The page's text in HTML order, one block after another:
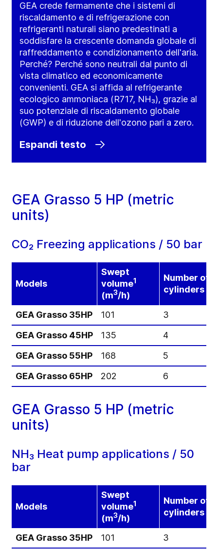
GEA crede fermamente che i sistemi di
riscaldamento e di refrigerazione con
refrigeranti naturali siano predestinati a
soddisfare la crescente domanda globale di
raffreddamento e condizionamento dell'aria.
Perché? Perché sono neutrali dal punto di
vista climatico ed economicamente
convenienti. GEA si affida al refrigerante
ecologico ammoniaca (R717, NH₃), grazie al
suo potenziale di riscaldamento globale
(GWP) e di riduzione dell'ozono pari a zero.
Espandi testo
GEA Grasso 5 HP (metric
units)
CO₂ Freezing applications / 50 bar
Models
Swept
volume1
(m3/h)
Number of
cylinders
GEA Grasso 35HP 101
3
GEA Grasso 45HP
135
4
GEA Grasso 55HP
168
5
GEA Grasso 65HP
202 6
GEA Grasso 5 HP (metric
units)
NH₃ Heat pump applications / 50
bar
Models
Swept
volume1
(m3/h)
Number of
cylinders
GEA Grasso 35HP 101
3